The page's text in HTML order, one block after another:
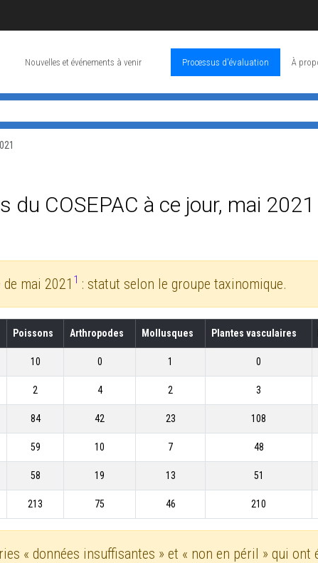
Nouvelles et événements à venir Processus d'évaluation À
COSEPAC à ce jour, mai 2021
mai 2021 1 : statut selon le groupe taxinomique.
Poissons Arthropodes Mollusques Plantes vasculaires
10 0 1 0
2 4 2 3
84 42 23 108
59 10 7 48
58 19 13 51
213 75 46 210
« données insuffisantes » et « non en péril » qui ont